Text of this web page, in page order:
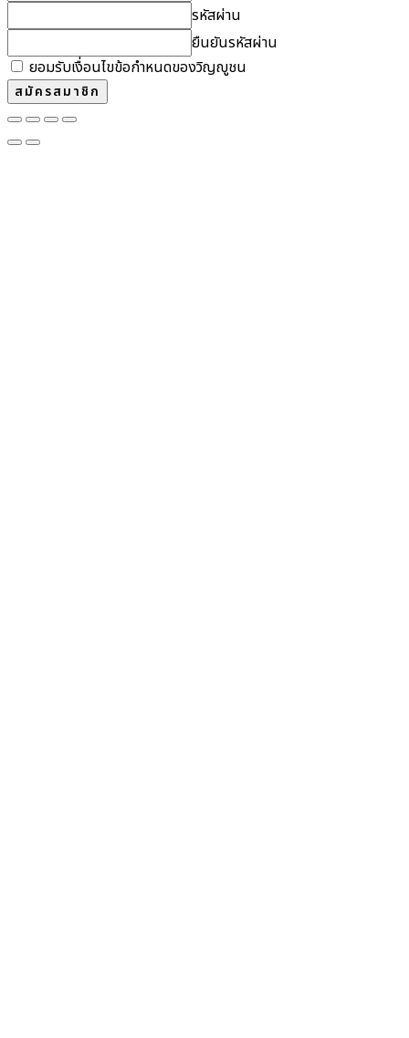
รหัสผ่าน
ยืนยันรหัสผ่าน
ยอมรับเงื่อนไขข้อกำหนดของวิญญูชน